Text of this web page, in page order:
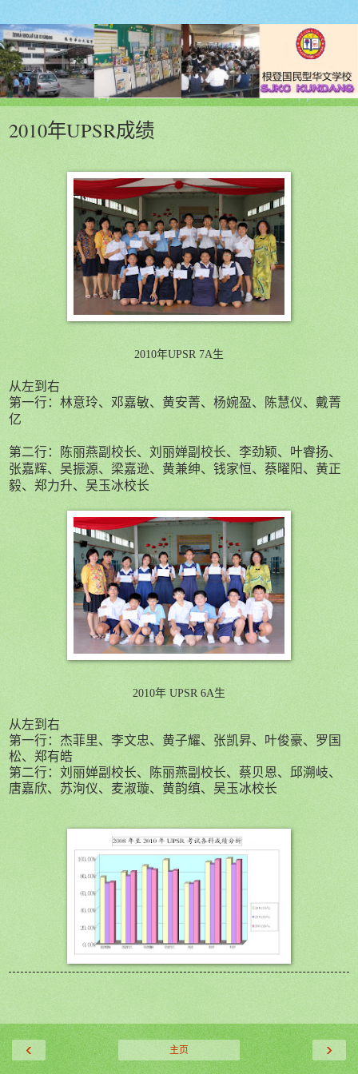
2010年UPSR成绩
2010年UPSR 7A生
从左到右
第一行：
林意玲、 邓嘉敏、 黄安菁、 杨婉盈、 陈慧仪、 戴菁
亿
第二行： 陈丽燕副校长、 刘丽婵副校长、 李劲颖、 叶睿扬、
张嘉辉、 吴振源、 梁嘉逊、 黄兼绅、 钱家恒、 蔡曜阳、 黄正
毅、 郑力升、 吴玉冰校长
2010年 UPSR 6A生
从左到右
第一行： 杰菲里、 李文忠、 黄子耀、 张凯昇、 叶俊豪、 罗国
松、 郑有皓
第二行： 刘丽婵副校长、 陈丽燕副校长、 蔡贝恩、
邱溯岐、
唐嘉欣、 苏洵仪、 麦淑璇、 黄韵缜、 吴玉冰校长
‹ ›
主页